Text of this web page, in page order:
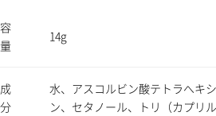
容
量
14g
成
分
水、アスコルビン酸テトラへキ
ン、セタノール、トリ（カプリ